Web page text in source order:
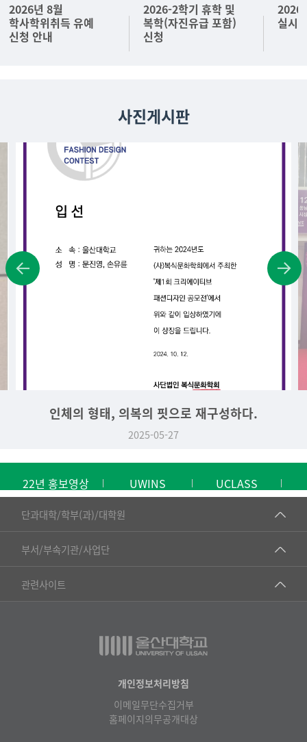
2026년 8월
학사학위취득 유예
신청 안내
2026-2학기 휴학 및
복학(자진유급 포함)
신청
실시
사진게시판
인체의 형태, 의복의 핏으로 재구성하다.
2025-05-27
22년 홍보영상 UWINS UCLASS
단과대학/학부(과)/대학원
■인문대학
▷국어국문학부
▷일본어·일본학과
▷프랑스어·프랑스학과
부서/부속기관/사업단
공동기기센터
공학교육혁신센터
물리BK 미래혁신응집물질물리인재교육연구단
관련사이트
건강가정지원센터
교수협의회
온라인 기술거래 플랫폼
개인정보처리방침
이메일무단수집거부
홈페이지의무공개대상